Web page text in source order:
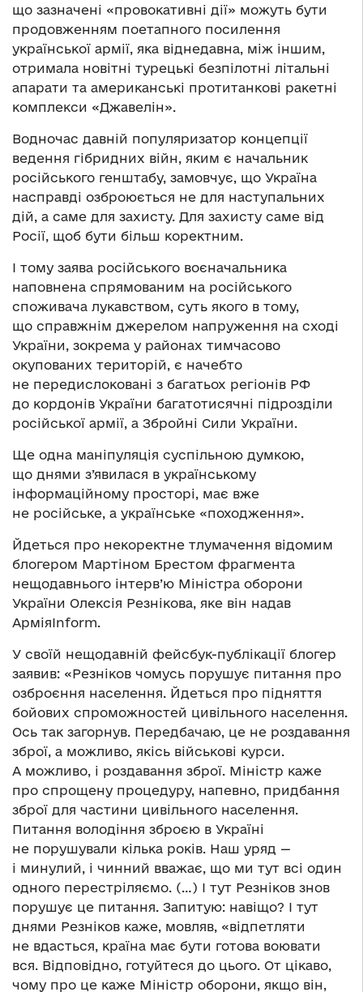
що зазначені «провокативні дії» можуть бути
продовженням поетапного посилення
української армії, яка віднедавна, між іншим,
отримала новітні турецькі безпілотні літальні
апарати та американські протитанкові ракетні
комплекси «Джавелін».
Водночас давній популяризатор концепції
ведення гібридних війн, яким є начальник
російського генштабу, замовчує, що Україна
насправді озброюється не для наступальних
дій, а саме для захисту. Для захисту саме від
Росії, щоб бути більш коректним.
І тому заява російського воєначальника
наповнена спрямованим на російського
споживача лукавством, суть якого в тому,
що справжнім джерелом напруження на сході
України, зокрема у районах тимчасово
окупованих територій, є начебто
не передислоковані з багатьох регіонів РФ
до кордонів України багатотисячні підрозділи
російської армії, а Збройні Сили України.
Ще одна маніпуляція суспільною думкою,
що днями з’явилася в українському
інформаційному просторі, має вже
не російське, а українське «походження».
Йдеться про некоректне тлумачення відомим
блогером Мартіном Брестом фрагмента
нещодавнього інтерв’ю Міністра оборони
України Олексія Резнікова, яке він надав
АрміяInform.
У своїй нещодавній фейсбук-публікації блогер
заявив: «Резніков чомусь порушує питання про
озброєння населення. Йдеться про підняття
бойових спроможностей цивільного населення.
Ось так загорнув. Передбачаю, це не роздавання
зброї, а можливо, якісь військові курси.
А можливо, і роздавання зброї. Міністр каже
про спрощену процедуру, напевно, придбання
зброї для частини цивільного населення.
Питання володіння зброєю в Україні
не порушували кілька років. Наш уряд —
і минулий, і чинний вважає, що ми тут всі один
одного перестріляємо. (…) І тут Резніков знов
порушує це питання. Запитую: навіщо? І тут
днями Резніков каже, мовляв, «відпетляти
не вдасться, країна має бути готова воювати
вся. Відповідно, готуйтеся до цього. От цікаво,
чому про це каже Міністр оборони, якщо він,